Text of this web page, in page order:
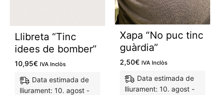
Llibreta “Tinc
idees de bomber”
10,95€ IVA Inclòs
Data estimada de
lliurament: 10. agost -
Xapa “No puc tinc
guàrdia”
2,50€ IVA Inclòs
Data estimada de
lliurament: 10. agost -